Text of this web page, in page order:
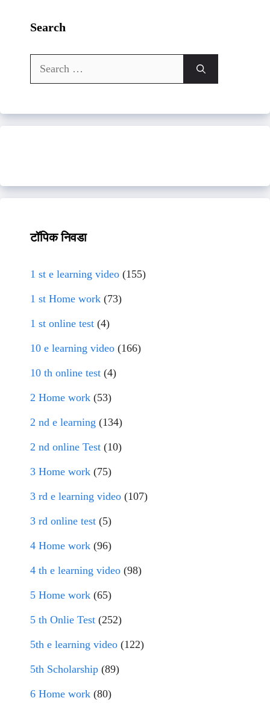
Search
Search
for:
टॉपिक निवडा
1 st e learning video (155)
1 st Home work (73)
1 st online test (4)
10 e learning video (166)
10 th online test (4)
2 Home work (53)
2 nd e learning (134)
2 nd online Test (10)
3 Home work (75)
3 rd e learning video (107)
3 rd online test (5)
4 Home work (96)
4 th e learning video (98)
5 Home work (65)
5 th Onlie Test (252)
5th e learning video (122)
5th Scholarship (89)
6 Home work (80)